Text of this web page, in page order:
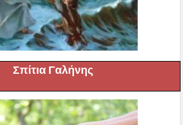
Σπίτια Γαλήνης